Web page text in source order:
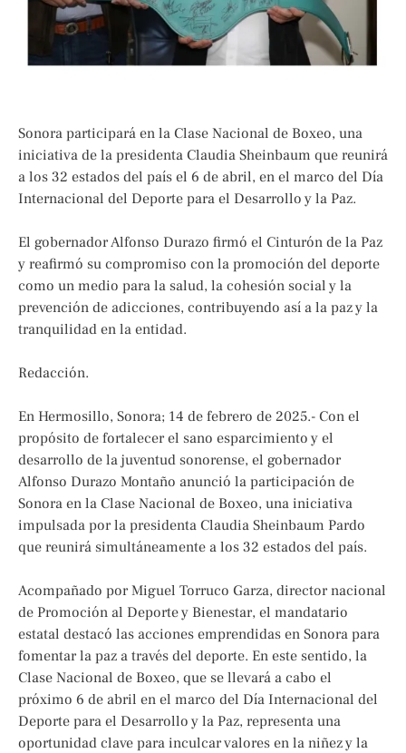
Sonora participará en la Clase Nacional de Boxeo, una
iniciativa de la presidenta Claudia Sheinbaum que reunirá
a los 32 estados del país el 6 de abril, en el marco del Día
Internacional del Deporte para el Desarrollo y la Paz.
El gobernador Alfonso Durazo firmó el Cinturón de la Paz
y reafirmó su compromiso con la promoción del deporte
como un medio para la salud, la cohesión social y la
prevención de adicciones, contribuyendo así a la paz y la
tranquilidad en la entidad.
Redacción.
En Hermosillo, Sonora; 14 de febrero de 2025.- Con el
propósito de fortalecer el sano esparcimiento y el
desarrollo de la juventud sonorense, el gobernador
Alfonso Durazo Montaño anunció la participación de
Sonora en la Clase Nacional de Boxeo, una iniciativa
impulsada por la presidenta Claudia Sheinbaum Pardo
que reunirá simultáneamente a los 32 estados del país.
Acompañado por Miguel Torruco Garza, director nacional
de Promoción al Deporte y Bienestar, el mandatario
estatal destacó las acciones emprendidas en Sonora para
fomentar la paz a través del deporte. En este sentido, la
Clase Nacional de Boxeo, que se llevará a cabo el
próximo 6 de abril en el marco del Día Internacional del
Deporte para el Desarrollo y la Paz, representa una
oportunidad clave para inculcar valores en la niñez y la